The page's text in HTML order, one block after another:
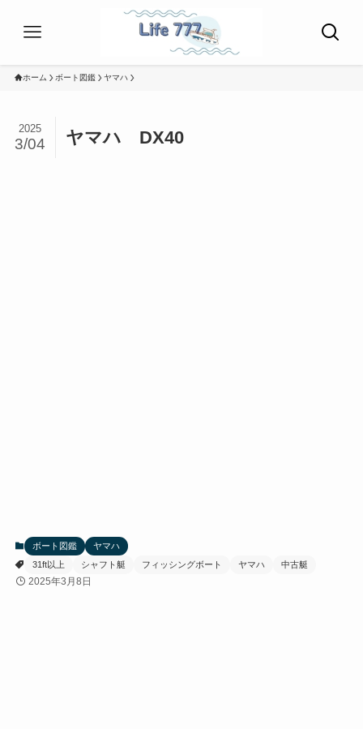
ホーム ボート図鑑 ヤマハ
ヤマハ DX40
2025
3/04
ボート図鑑
ヤマハ
31ft以上
シャフト艇 フィッシングボート ヤマハ 中古艇
2025年3月8日